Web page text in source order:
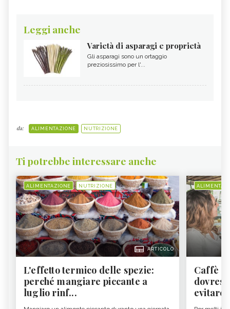
Leggi anche
Varietà di asparagi e proprietà
Gli asparagi sono un ortaggio
preziosissimo per l'...
da: ALIMENTAZIONE NUTRIZIONE
Ti potrebbe interessare anche
ALIMENTAZIONE NUTRIZIONE
ARTICOLO
L'effetto termico delle spezie:
perché mangiare piccante a
luglio rinf...
Caffè
evitare